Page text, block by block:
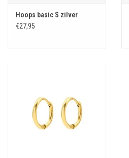
Hoops basic S zilver
€27,95